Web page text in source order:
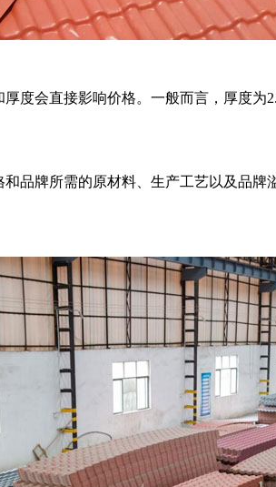
度会直接影响价格。一般而言，厚度
品牌所需的原材料、生产工艺以及品